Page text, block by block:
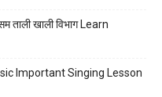
खाली विभाग Learn
Important Singing Lesson